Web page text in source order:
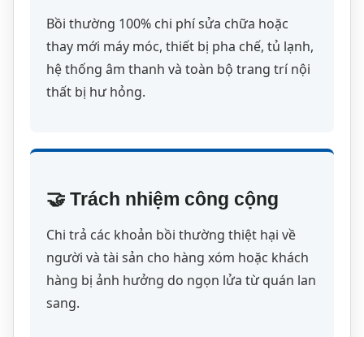
Bồi thường 100% chi phí sửa chữa hoặc
thay mới máy móc, thiết bị pha chế, tủ lạnh,
hệ thống âm thanh và toàn bộ trang trí nội
thất bị hư hỏng.
🤝 Trách nhiệm công cộng
Chi trả các khoản bồi thường thiệt hại về
người và tài sản cho hàng xóm hoặc khách
hàng bị ảnh hưởng do ngọn lửa từ quán lan
sang.